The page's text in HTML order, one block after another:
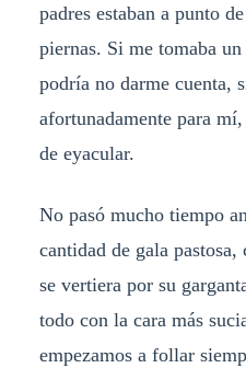
padres estaban a punto
piernas. Si me tomaba
podría no darme cuenta,
afortunadamente para
de eyacular.
No pasó mucho tiempo
cantidad de gala pastosa,
se vertiera por su
todo con la cara más
empezamos a follar